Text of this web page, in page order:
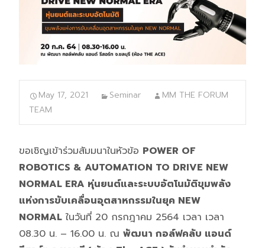
May 17, 2021 Seminar
MM THE FORUM
TEAM
ขอเชิญเข้าร่วมสัมมนาในหัวข้อ POWER OF
ROBOTICS & AUTOMATION TO DRIVE NEW
NORMAL ERA หุ่นยนต์และระบบอัตโนมัติขุมพลัง
แห่งการขับเคลื่อนอุตสาหกรรมในยุค NEW
NORMAL ในวันที่ 20 กรกฎาคม 2564 เวลา เวลา
08.30 น. – 16.00 น. ณ พัฒนา กอล์ฟคลับ แอนด์